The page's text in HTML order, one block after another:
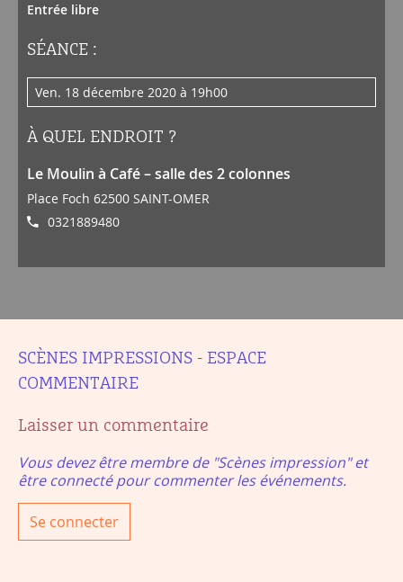
Entrée libre
SÉANCE :
ven. 18 décembre 2020 à 19h00
À QUEL ENDROIT ?
Le Moulin à Café – salle des 2 colonnes
Place Foch 62500 SAINT-OMER
0321889480
SCÈNES IMPRESSIONS - ESPACE
COMMENTAIRE
Laisser un commentaire
Vous devez être membre de "Scènes impression" et
être connecté pour commenter les événements.
Se connecter